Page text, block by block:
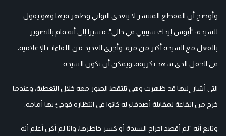
وأوضح أن المقطع المنتشر لا يتعدى الثواني وظهر فيها وهو يقول
للسيدة: "أبوس إيدك سيبيني في حالي"، مشيرا إلى أنه قام بالتصوير
بالفعل مع السيدة أكثر من مرة، وأجرى العديد من اللقاءات الإعلامية،
في الحفل الذي شهد تكريمه، ويمكن أن تكون السيدة
التي أشار إليها قد ظهرت وهي تلتقط الصور معه خلال التغطية، وعندما
خرج من القاعة لمقابلة أصدقاء له كانوا في انتظاره فوجئ بها أمامه.
وتابع أنه "لم أقصد احراج السيدة أو كسر خاطرها، وانا لم أكن أعلم أنه